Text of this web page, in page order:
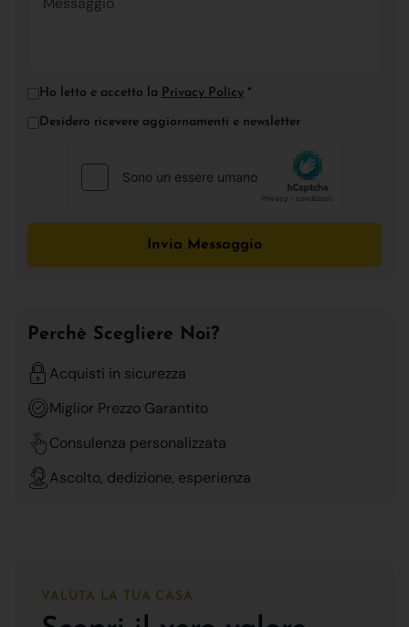
Ho letto e accetto la Privacy Policy *
Desidero ricevere aggiornamenti e newsletter
Invia Messaggio
Perchè Scegliere Noi?
Acquisti in sicurezza
Miglior Prezzo Garantito
Consulenza personalizzata
Ascolto, dedizione, esperienza
VALUTA LA TUA CASA